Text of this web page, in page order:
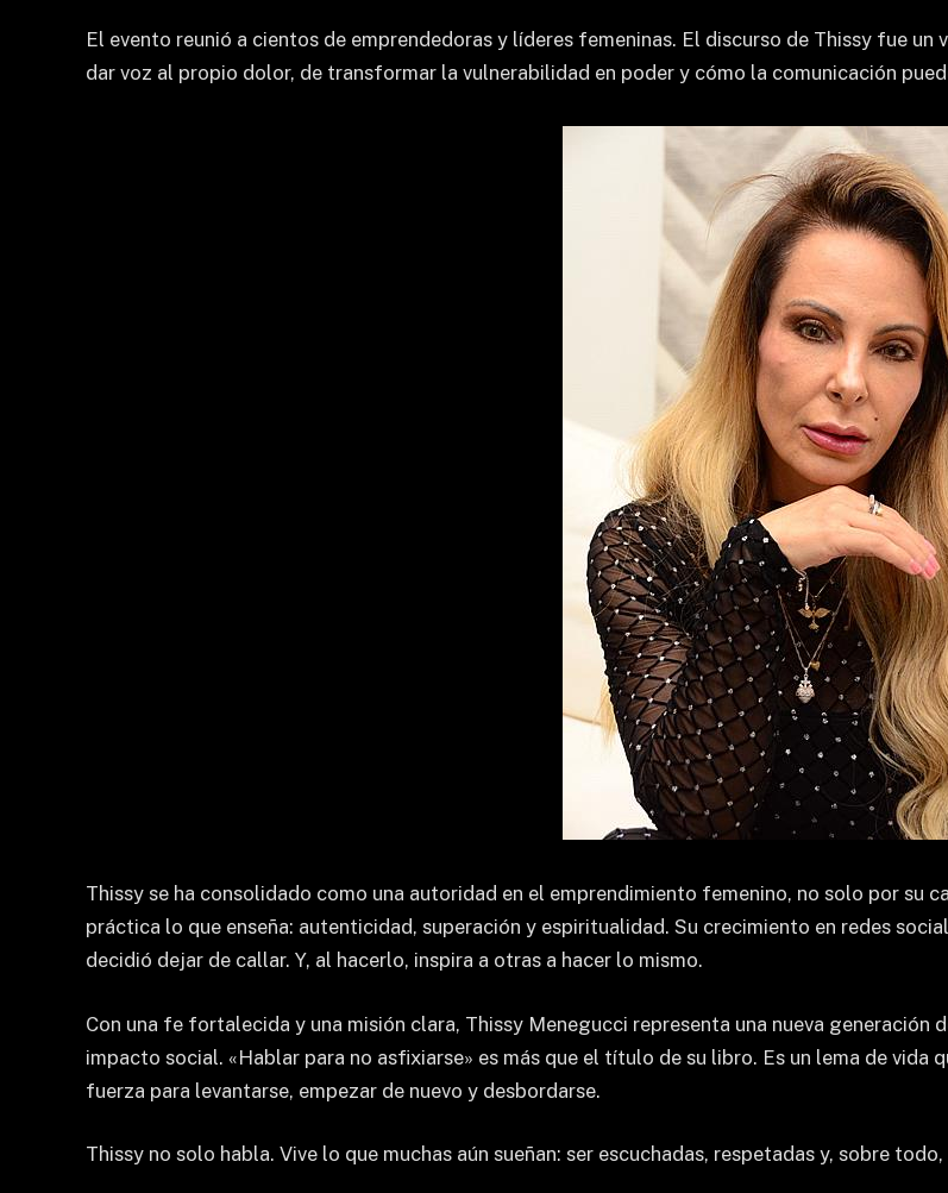
El evento reunió a cientos de emprendedoras y líderes femeninas. El discurso de Thissy fue
dar voz al propio dolor, de transformar la vulnerabilidad en poder y cómo la comunicación
Thissy se ha consolidado como una autoridad en el emprendimiento femenino, no solo por su
práctica lo que enseña: autenticidad, superación y espiritualidad. Su crecimiento en redes
decidió dejar de callar. Y, al hacerlo, inspira a otras a hacer lo mismo.
Con una fe fortalecida y una misión clara, Thissy Menegucci representa una nueva
impacto social. «Hablar para no asfixiarse» es más que el título de su libro. Es un lema de vida
fuerza para levantarse, empezar de nuevo y desbordarse.
Thissy no solo habla. Vive lo que muchas aún sueñan: ser escuchadas, respetadas y, sobre